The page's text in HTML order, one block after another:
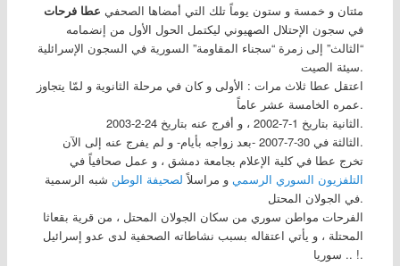
مئتان و خمسة و ستون يوماً تلك التي أمضاها الصحفي عطا فرحات
في سجون الإحتلال الصهيوني ليكتمل الحول الأول من إنضمامه
“الثالث” إلى زمرة “سجناء المقاومة” السورية في السجون الإسرائلية
سيئة الصيت.
اعتقل عطا ثلاث مرات : الأولى و كان في مرحلة الثانوية و لمّا يتجاوز
عمره الخامسة عشر عاماً.
الثانية بتاريخ 1-7-2002 ، و أفرج عنه بتاريخ 24-2-2003.
الثالثة في 30-7-2007 -بعد زواجه بأيام- و لم يفرج عنه إلى الآن.
تخرج عطا في كلية الإعلام بجامعة دمشق ، و عمل صحافياً في
التلفزيون السوري الرسمي و مراسلاً لصحيفة الوطن شبه الرسمية
في الجولان المحتل.
الفرحات مواطن سوري من سكان الجولان المحتل ، من قرية بقعاثا
المحتلة ، و يأتي اعتقاله بسبب نشاطاته الصحفية لدى عدو إسرائيل
.. سوريا !.